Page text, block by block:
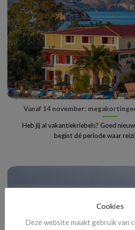
Vanaf 14 november:
Heb jij al vakantiekriebels? Goed
begint dé periode waar
Cookies
Deze website maakt gebruik van